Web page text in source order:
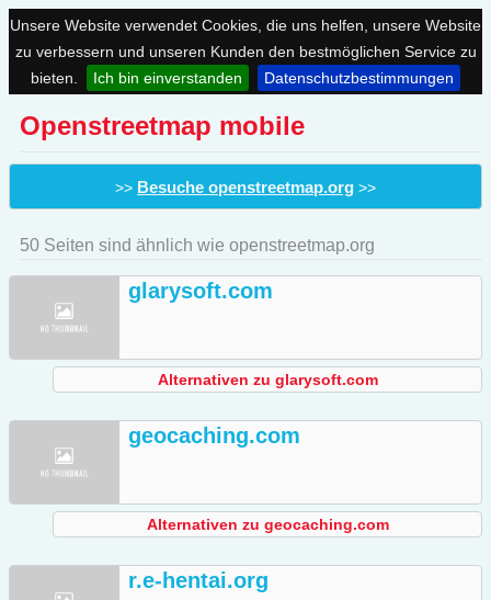
Unsere Website verwendet Cookies, die uns helfen, unsere Website
zu verbessern und unseren Kunden den bestmöglichen Service zu
bieten.
Ich bin einverstanden Datenschutzbestimmungen
Openstreetmap mobile
>> Besuche openstreetmap.org >>
50 Seiten sind ähnlich wie openstreetmap.org
glarysoft.com
Alternativen zu glarysoft.com
geocaching.com
Alternativen zu geocaching.com
r.e-hentai.org